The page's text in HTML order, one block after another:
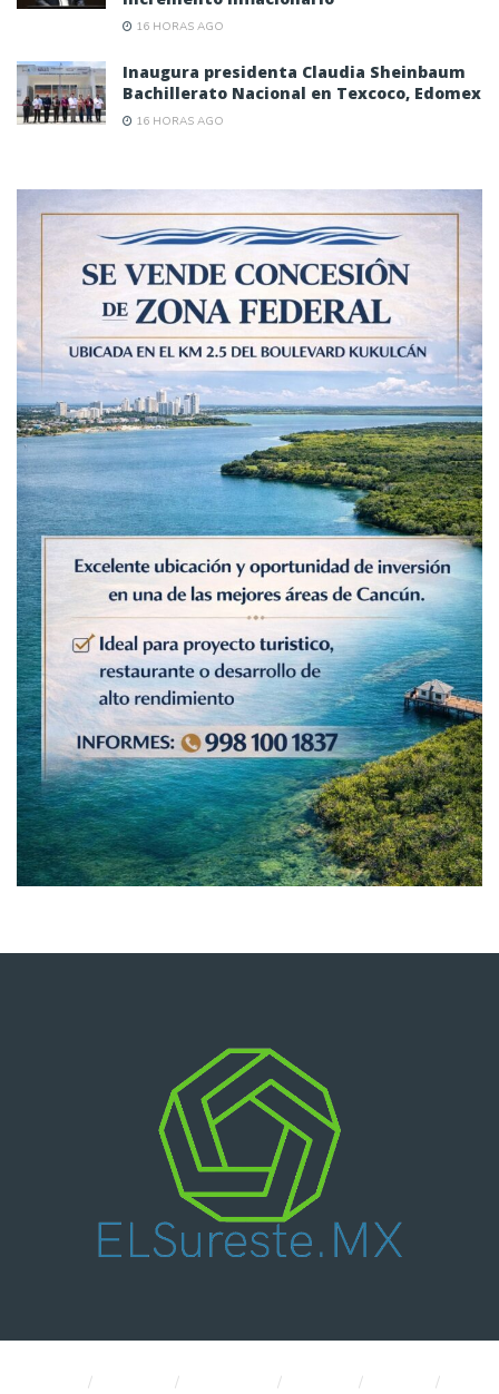
16 HORAS AGO
Inaugura presidenta Claudia Sheinbaum
Bachillerato Nacional en Texcoco, Edomex
16 HORAS AGO